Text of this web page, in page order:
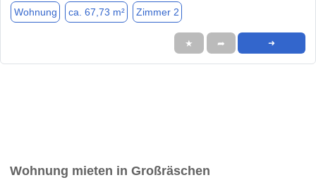
Wohnung ca. 67,73 m² Zimmer 2
★ ➦ ➜
Wohnung mieten in Großräschen